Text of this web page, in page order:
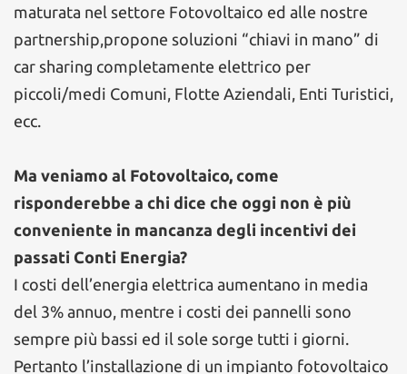
maturata nel settore Fotovoltaico ed alle nostre
partnership,propone soluzioni “chiavi in mano” di
car sharing completamente elettrico per
piccoli/medi Comuni, Flotte Aziendali, Enti Turistici,
ecc.
Ma veniamo al Fotovoltaico, come
risponderebbe a chi dice che oggi non è più
conveniente in mancanza degli incentivi dei
passati Conti Energia?
I costi dell’energia elettrica aumentano in media
del 3% annuo, mentre i costi dei pannelli sono
sempre più bassi ed il sole sorge tutti i giorni.
Pertanto l’installazione di un impianto fotovoltaico